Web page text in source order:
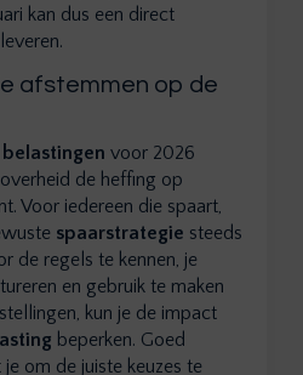
kan dus een direct
afstemmen op de
belastingen voor 2026
de heffing op
Voor iedereen die spaart,
spaarstrategie steeds
de regels te kennen, je
en gebruik te maken
kun je de impact
beperken. Goed
om de juiste keuzes te